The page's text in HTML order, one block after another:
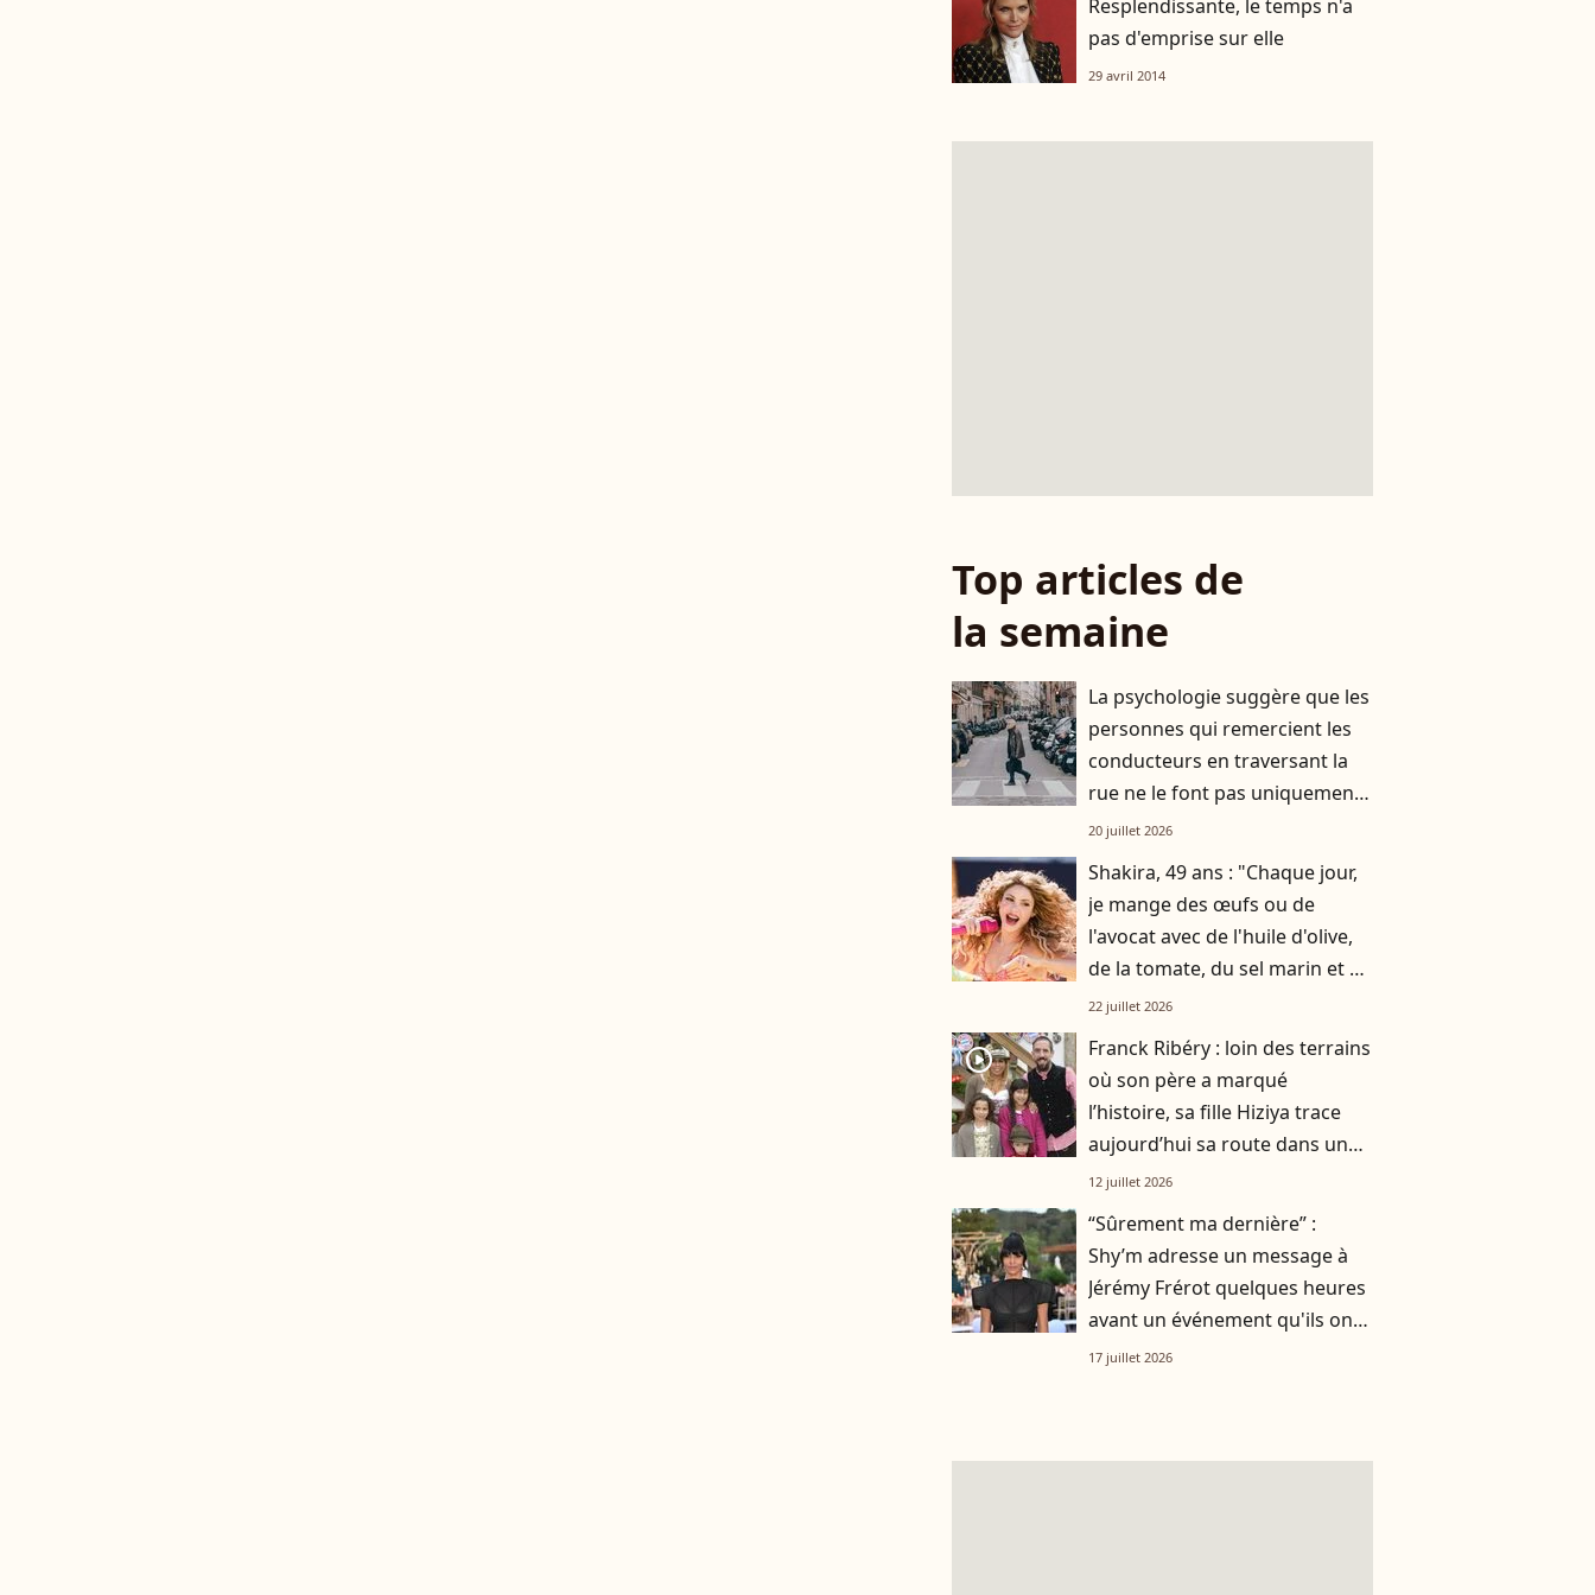
Resplendissante, le temps n'a
pas d'emprise sur elle
29 avril 2014
Top articles de
la semaine
La psychologie suggère que les
personnes qui remercient les
conducteurs en traversant la
rue ne le font pas uniquement
par gratitude
20 juillet 2026
Shakira, 49 ans : "Chaque jour,
je mange des œufs ou de
l'avocat avec de l'huile d'olive,
de la tomate, du sel marin et un
smoothie"
22 juillet 2026
player2
Franck Ribéry : loin des terrains
où son père a marqué
l’histoire, sa fille Hiziya trace
aujourd’hui sa route dans un
tout autre univers
12 juillet 2026
“Sûrement ma dernière” :
Shy’m adresse un message à
Jérémy Frérot quelques heures
avant un événement qu'ils ont
vécu ensemble
17 juillet 2026